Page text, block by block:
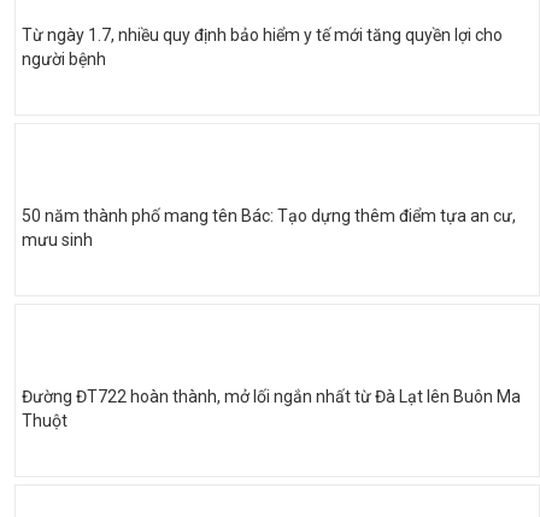
Từ ngày 1.7, nhiều quy định bảo hiểm y tế mới tăng quyền lợi cho
người bệnh
50 năm thành phố mang tên Bác: Tạo dựng thêm điểm tựa an cư,
mưu sinh
Đường ĐT722 hoàn thành, mở lối ngắn nhất từ Đà Lạt lên Buôn Ma
Thuột